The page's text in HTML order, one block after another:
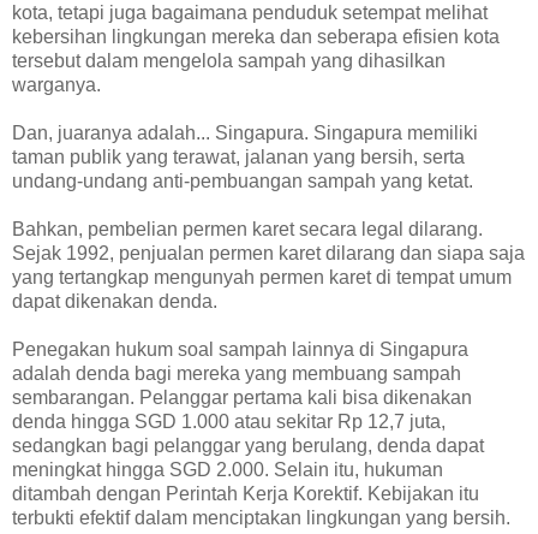
kota, tetapi juga bagaimana penduduk setempat melihat
kebersihan lingkungan mereka dan seberapa efisien kota
tersebut dalam mengelola sampah yang dihasilkan
warganya.
Dan, juaranya adalah... Singapura. Singapura memiliki
taman publik yang terawat, jalanan yang bersih, serta
undang-undang anti-pembuangan sampah yang ketat.
Bahkan, pembelian permen karet secara legal dilarang.
Sejak 1992, penjualan permen karet dilarang dan siapa saja
yang tertangkap mengunyah permen karet di tempat umum
dapat dikenakan denda.
Penegakan hukum soal sampah lainnya di Singapura
adalah denda bagi mereka yang membuang sampah
sembarangan. Pelanggar pertama kali bisa dikenakan
denda hingga SGD 1.000 atau sekitar Rp 12,7 juta,
sedangkan bagi pelanggar yang berulang, denda dapat
meningkat hingga SGD 2.000. Selain itu, hukuman
ditambah dengan Perintah Kerja Korektif. Kebijakan itu
terbukti efektif dalam menciptakan lingkungan yang bersih.